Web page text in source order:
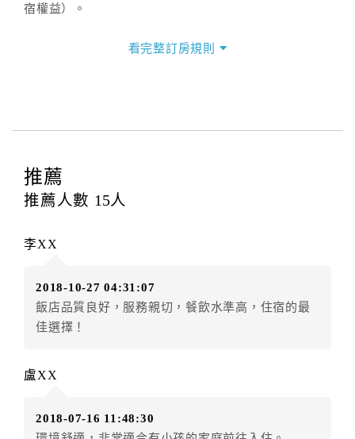
宿權益）。
四、訂單異動
提出申辦不得異動訂單。
每筆訂單異動限定
辦理取消退款。
房者應補足差額。（限原訂飯店）
房者不得要求退其差額。（限原訂飯店）
五、保留住宿權益(保留住房)
（提出申辦日為保留起算日）
店客滿，敬請及早計畫，如逾時未提出申辦，視同無條
看完整訂房規則
推薦
推薦人數 15人
李XX
2018-10-27 04:31:07
飯店品質良好，服務親切，餐飲水準高，住宿的最
佳選擇！
盧XX
2018-07-16 11:48:30